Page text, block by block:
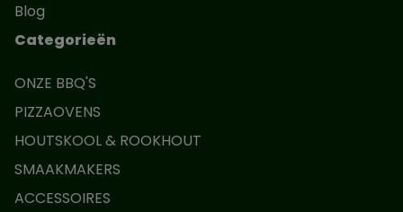
Blog
Categorieën
ONZE BBQ'S
PIZZAOVENS
HOUTSKOOL & ROOKHOUT
SMAAKMAKERS
ACCESSOIRES